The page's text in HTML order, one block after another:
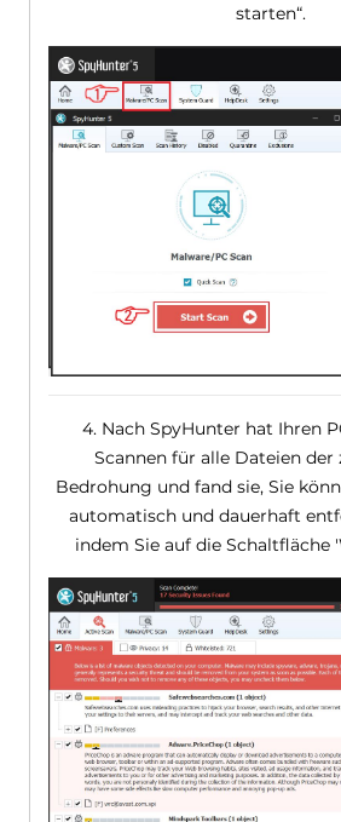
starten“.
4. Nach SpyHunter hat Ihren
Scannen für alle Dateien
Bedrohung und fand sie, Sie
automatisch und dauerhaft
indem Sie auf die Schaltfläche